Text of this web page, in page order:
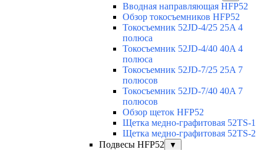
Вводная направляющая HFP52
Обзор токосъемников HFP52
Токосъемник 52JD-4/25 25A 4
полюса
Токосъемник 52JD-4/40 40A 4
полюса
Токосъемник 52JD-7/25 25A 7
полюсов
Токосъемник 52JD-7/40 40A 7
полюсов
Обзор щеток HFP52
Щетка медно-графитовая 52TS-1
Щетка медно-графитовая 52TS-2
Подвесы HFP52
▼